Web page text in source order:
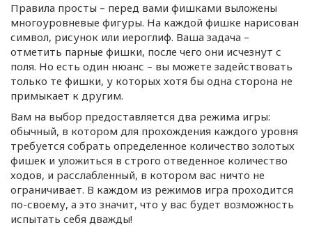
Правила просты – перед вами фишками выложены
многоуровневые фигуры. На каждой фишке нарисован
символ, рисунок или иероглиф. Ваша задача –
отметить парные фишки, после чего они исчезнут с
поля. Но есть один нюанс – вы можете задействовать
только те фишки, у которых хотя бы одна сторона не
примыкает к другим.
Вам на выбор предоставляется два режима игры:
обычный, в котором для прохождения каждого уровня
требуется собрать определенное количество золотых
фишек и уложиться в строго отведенное количество
ходов, и расслабленный, в котором вас ничто не
ограничивает. В каждом из режимов игра проходится
по-своему, а это значит, что у вас будет возможность
испытать себя дважды!